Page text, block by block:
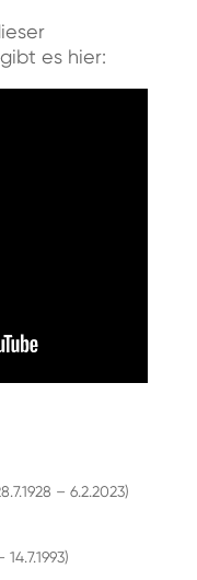
es hier:
– 6.2.2023)